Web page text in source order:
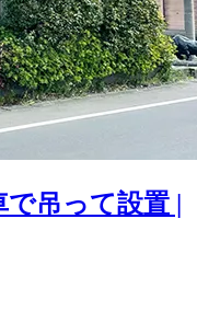
吊って設置 |